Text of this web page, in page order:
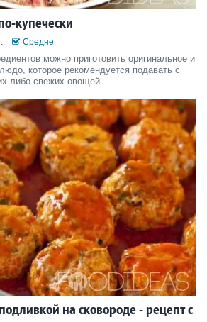
купечески
Средне
можно приготовить оригинальное и
которое рекомендуется подавать с
либо свежих овощей.
на сковороде - рецепт с